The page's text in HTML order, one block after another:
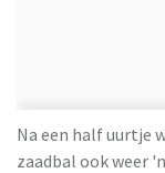
Na een half uurtje
zaadbal ook weer